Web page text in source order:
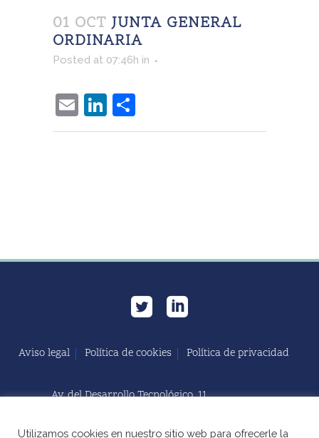
01 OCT JUNTA GENERAL
ORDINARIA
Posted at 07:46h in
EmailLinkedIn
Aviso legal Política de cookies Política de privacidad
Av. del Desarrollo Tecnológico, 11
Utilizamos cookies en nuestro sitio web para ofrecerle la